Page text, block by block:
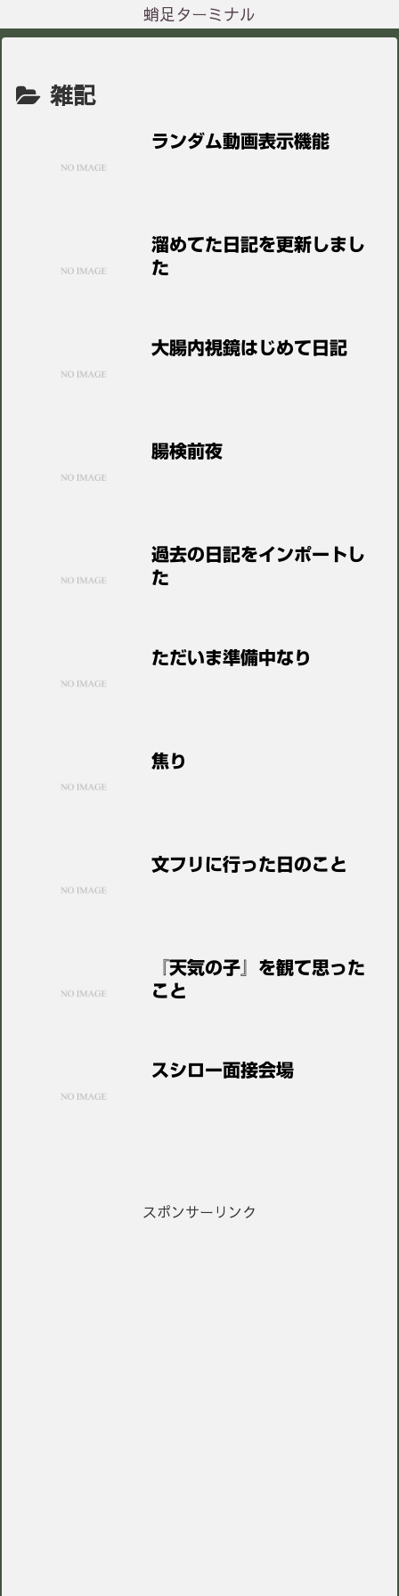
蛸足ターミナル
雑記
ランダム動画表示機能
溜めてた日記を更新しまし
た
大腸内視鏡はじめて日記
腸検前夜
過去の日記をインポートし
た
ただいま準備中なり
焦り
文フリに行った日のこと
『天気の子』を観て思った
こと
スシロー面接会場
スポンサーリンク